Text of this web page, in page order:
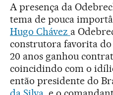
A presença da
tema de pouca
Hugo Chávez a
construtora favorita
20 anos ganhou
coincidindo com o
então presidente do